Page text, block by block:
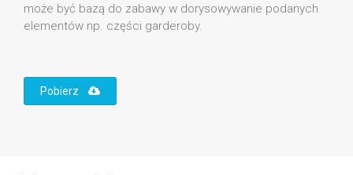
może być bazą do zabawy w dorysowywanie podanych
elementów np. części garderoby.
Pobierz